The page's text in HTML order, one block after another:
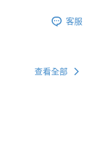
用戶狀況，依本公司即
，本公司將視審查結果
客服
查看全部